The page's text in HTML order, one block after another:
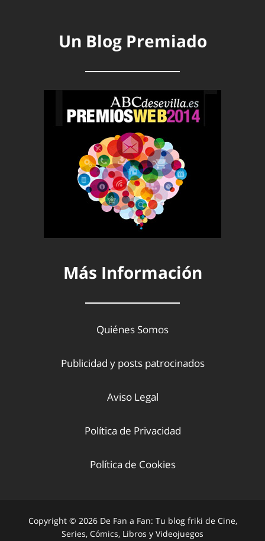
Un Blog Premiado
Más Información
Quiénes Somos
Publicidad y posts patrocinados
Aviso Legal
Política de Privacidad
Política de Cookies
Copyright © 2026 De Fan a Fan: Tu blog friki de Cine,
Series, Cómics, Libros y Videojuegos